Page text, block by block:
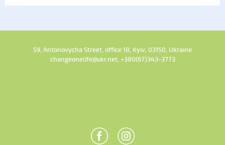
59, Antonovycha Street, office 18, Kyiv, 03150, Ukraine
changeonelife@ukr.net, +380(67)343-3773